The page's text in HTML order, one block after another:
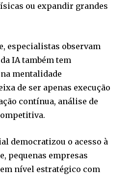
ou expandir grandes
especialistas observam
IA também tem
mentalidade
de ser apenas execução
contínua, análise de
democratizou o acesso à
pequenas empresas
nível estratégico com